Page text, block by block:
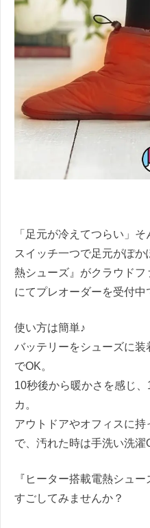
「足元が冷えてつらい」
スイッチ一つで足元がぽ
熱シューズ』がクラウド
にてプレオーダーを受付中
使い方は簡単♪
バッテリーをシューズに
でOK。
10秒後から暖かさを感じ
カ。
アウトドアやオフィスに
で、汚れた時は手洗い洗濯
『ヒーター搭載電熱シュ
すごしてみませんか？